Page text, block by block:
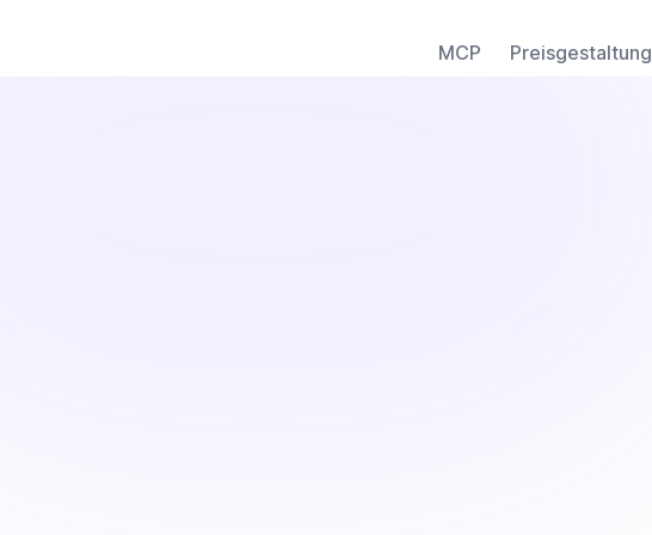
MCP Preisgestaltung